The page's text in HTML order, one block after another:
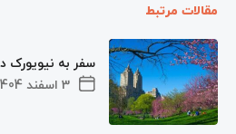
مقالات مرتبط
3 اسفند 1404
سفر به نیویورک